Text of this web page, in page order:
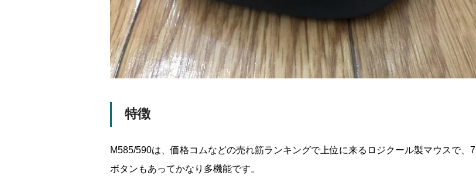
特徴
M585/590は、価格コムなどの売れ筋ランキングで上位に来るロジクール製マウスで、7
ボタンもあってかなり多機能です。